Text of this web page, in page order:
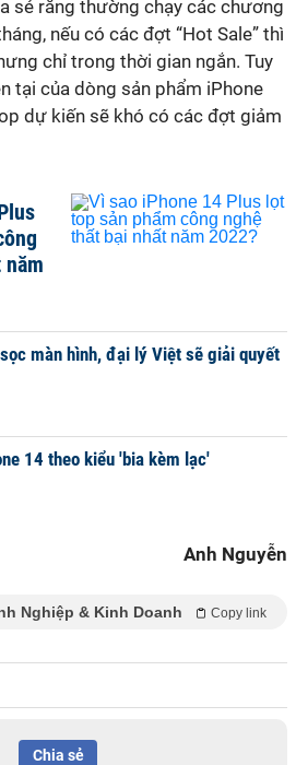
sẻ rằng thường chạy các chương
nếu có các đợt “Hot Sale” thì
chỉ trong thời gian ngắn. Tuy
tại của dòng sản phẩm iPhone
dự kiến sẽ khó có các đợt giảm
màn hình, đại lý Việt sẽ giải quyết
14 theo kiểu 'bia kèm lạc'
Anh Nguyễn
Nghiệp & Kinh Doanh Copy link
Chia sẻ